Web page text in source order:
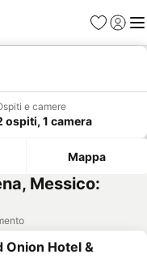
PreferitiAccedi
e camere
ospiti, 1 camera
Mappa
Messico:
ai preferiti
Onion Hotel &